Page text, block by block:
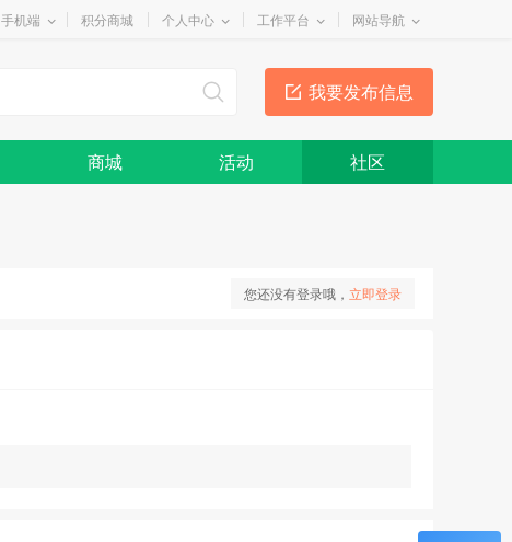
手机端 积分商城 个人中心 工作平台 网站导航
我要发布信息
商城 活动 社区
您还没有登录哦， 立即登录